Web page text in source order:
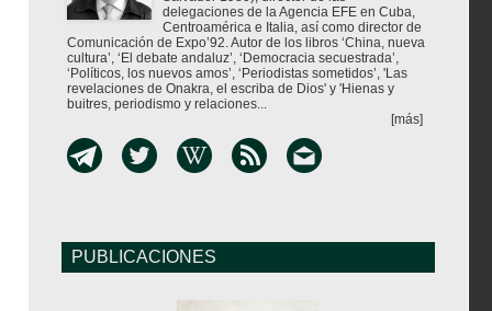
delegaciones de la Agencia EFE en Cuba,
Centroamérica e Italia, así como director de
Comunicación de Expo’92. Autor de los libros ‘China, nueva
cultura’, ‘El debate andaluz’, ‘Democracia secuestrada’,
‘Políticos, los nuevos amos’, ‘Periodistas sometidos’, 'Las
revelaciones de Onakra, el escriba de Dios' y 'Hienas y
buitres, periodismo y relaciones...
[más]
PUBLICACIONES